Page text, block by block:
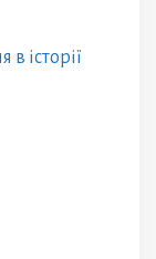
в історії